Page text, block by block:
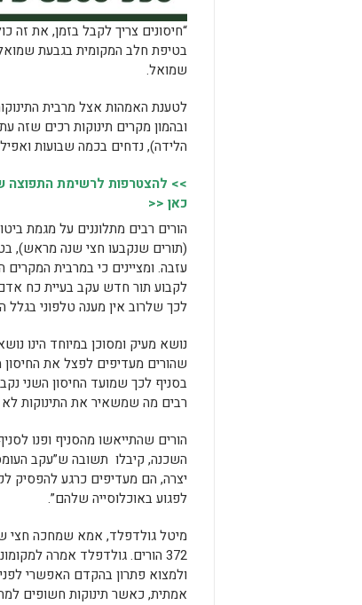
“חיסונים צריך לקבל בזמן, את זה
בטיפת חלב המקומית בגבעת
שמואל.
לטענת האמהות אצל מרבית
ובהמון מקרים תינוקות רכים שזה
הלידה), נדחים בכמה שבועות
>> להצטרפות לרשימת התפוצה
כאן <<
(תורים שנקבעו חצי שנה מראש),
עזבה. ומציינים כי במרבית
לקבוע תור חדש עקב בעיית כח
לכך שלרוב אין מענה טלפוני בגלל
נושא מעיק ומסוכן במיוחד הינו
שהורים מעדיפים לפצל את
בסניף לכך שמועד החיסון השני
רבים מה שמשאיר את התינוקות לא
הורים שהתייאשו מהסניף ופנו
השכנה, קיבלו תשובה ש”עקב
יצרה, הם מעדיפים כרגע להפסיק
לפגוע באוכלוסייה שלהם”.
מיטל גולדפלד, אמא שמחכה חצי
372 הורים. גולדפלד אמרה
ולמצוא פתרון בהקדם האפשרי
אמתית, כאשר תינוקות חשופים